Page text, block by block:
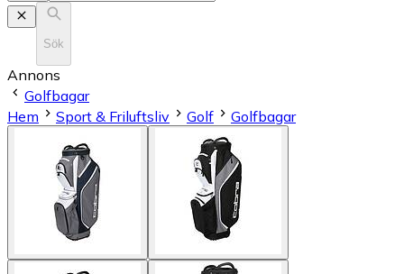
Sök
Annons
Golfbagar
Hem
Sport & Friluftsliv Golf Golfbagar